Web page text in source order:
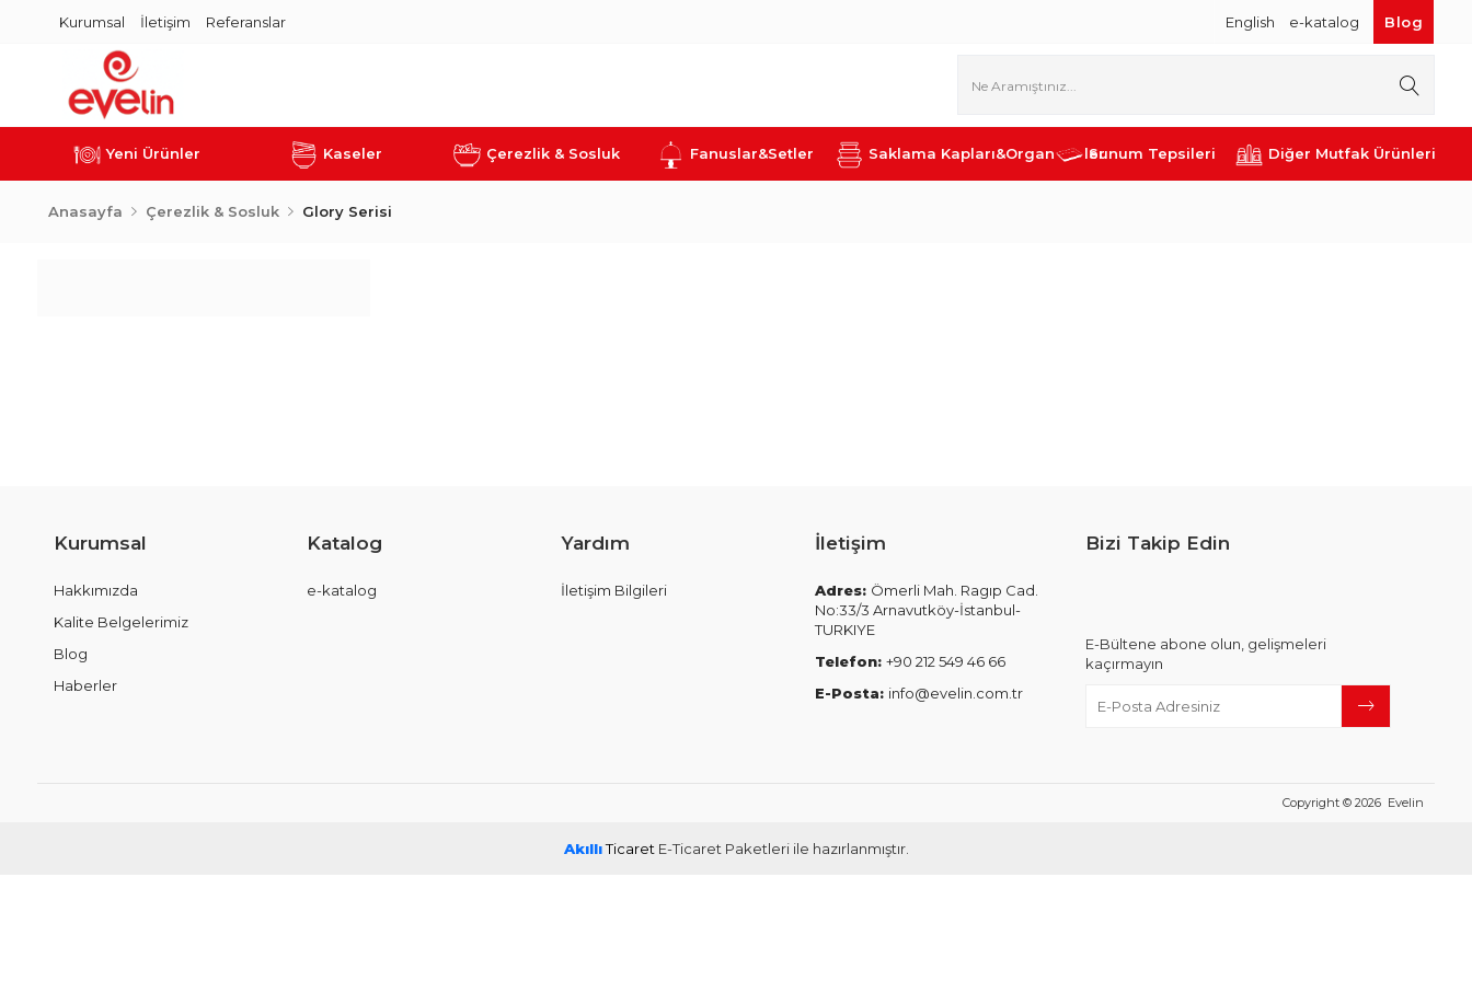
Kurumsal İletişim Referanslar English e-katalog Blog
Yeni Ürünler Kaseler Çerezlik & Sosluk Fanuslar&Setler Saklama Kapları&OrganizerlerSunum Tepsileri Diğer Mutfak Ürünleri
Anasayfa Çerezlik & Sosluk Glory Serisi
Kurumsal
Hakkımızda
Kalite Belgelerimiz
Blog
Haberler
Katalog
e-katalog
Yardım
İletişim Bilgileri
İletişim
Adres: Ömerli Mah. Ragıp Cad.
No:33/3 Arnavutköy-İstanbul-
TURKIYE
Telefon:+90 212 549 46 66
E-Posta: info@evelin.com.tr
Bizi Takip Edin
E-Bültene abone olun, gelişmeleri
kaçırmayın
Copyright © 2026 Evelin
AkıllıTicaret E-Ticaret Paketleriile hazırlanmıştır.